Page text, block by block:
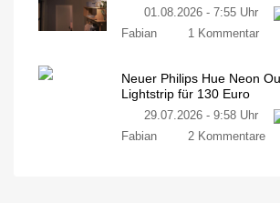
01.08.2026 - 7:55 Uhr
Fabian
1 Kommentar
Neuer Philips Hue Neon
Lightstrip für 130 Euro
29.07.2026 - 9:58 Uhr
Fabian
2 Kommentare